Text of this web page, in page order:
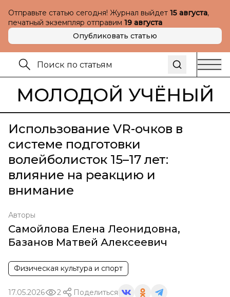
Отправьте статью сегодня! Журнал выйдет 15 августа,
печатный экземпляр отправим 19 августа
Опубликовать статью
МОЛОДОЙ УЧЁНЫЙ
Использование VR-очков в
системе подготовки
волейболисток 15–17 лет:
влияние на реакцию и
внимание
Авторы
Самойлова Елена Леонидовна,
Базанов Матвей Алексеевич
Физическая культура и спорт
17.05.2026 2 Поделиться